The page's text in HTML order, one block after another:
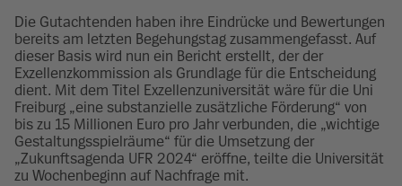
Die Gutachtenden haben ihre Eindrücke und Bewertungen
bereits am letzten Begehungstag zusammengefasst. Auf
dieser Basis wird nun ein Bericht erstellt, der der
Exzellenzkommission als Grundlage für die Entscheidung
dient. Mit dem Titel Exzellenzuniversität wäre für die Uni
Freiburg „eine substanzielle zusätzliche Förderung“ von
bis zu 15 Millionen Euro pro Jahr verbunden, die „wichtige
Gestaltungsspielräume“ für die Umsetzung der
„Zukunftsagenda UFR 2024“ eröffne, teilte die Universität
zu Wochenbeginn auf Nachfrage mit.